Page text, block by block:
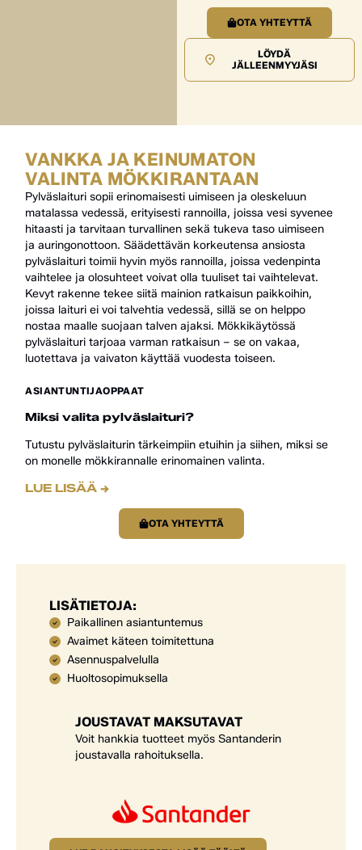
OTA YHTEYTTÄ
LÖYDÄ
JÄLLEENMYYJÄSI
LISÄTIETOJA:
Paikallinen asiantuntemus
Avaimet käteen toimitettuna
Asennuspalvelulla
Huoltosopimuksella
JOUSTAVAT MAKSUTAVAT
Voit hankkia tuotteet myös Santanderin
joustavalla rahoituksella.
VANKKA JA KEINUMATON
VALINTA MÖKKIRANTAAN
Pylväslaituri sopii erinomaisesti uimiseen ja oleskeluun
matalassa vedessä, erityisesti rannoilla, joissa vesi syvenee
hitaasti ja tarvitaan turvallinen sekä tukeva taso uimiseen
ja auringonottoon. Säädettävän korkeutensa ansiosta
pylväslaituri toimii hyvin myös rannoilla, joissa vedenpinta
vaihtelee ja olosuhteet voivat olla tuuliset tai vaihtelevat.
Kevyt rakenne tekee siitä mainion ratkaisun paikkoihin,
joissa laituri ei voi talvehtia vedessä, sillä se on helppo
nostaa maalle suojaan talven ajaksi. Mökkikäytössä
pylväslaituri tarjoaa varman ratkaisun – se on vakaa,
luotettava ja vaivaton käyttää vuodesta toiseen.
ASIANTUNTIJAOPPAAT
Miksi valita pylväslaituri?
Tutustu pylväslaiturin tärkeimpiin etuihin ja siihen, miksi se
on monelle mökkirannalle erinomainen valinta.
LUE LISÄÄ →
OTA YHTEYTTÄ